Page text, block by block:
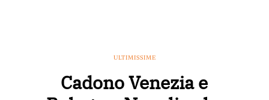
ULTIMISSIME
Cadono Venezia e